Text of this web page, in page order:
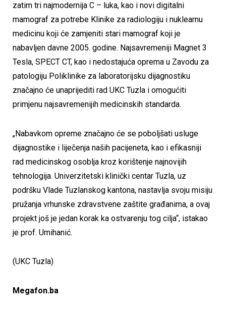
zatim tri najmodernija C – luka, kao i novi digitalni
mamograf za potrebe Klinike za radiologiju i nuklearnu
medicinu koji će zamjeniti stari mamograf koji je
nabavljen davne 2005. godine. Najsavremeniji Magnet 3
Tesla, SPECT CT, kao i nedostajuća oprema u Zavodu za
patologiju Poliklinike za laboratorijsku dijagnostiku
značajno će unaprijediti rad UKC Tuzla i omogućiti
primjenu najsavremenijih medicinskih standarda.
„Nabavkom opreme značajno će se poboljšati usluge
dijagnostike i liječenja naših pacijeneta, kao i efikasniji
rad medicinskog osoblja kroz korištenje najnovijih
tehnologija. Univerzitetski klinički centar Tuzla, uz
podršku Vlade Tuzlanskog kantona, nastavlja svoju misiju
pružanja vrhunske zdravstvene zaštite građanima, a ovaj
projekt još je jedan korak ka ostvarenju tog cilja“, istakao
je prof. Umihanić.
(UKC Tuzla)
Megafon.ba